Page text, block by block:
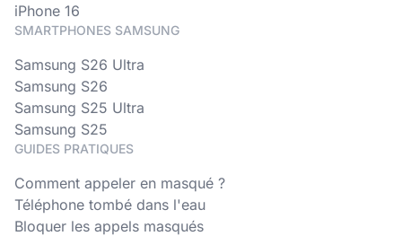
iPhone 16
SMARTPHONES SAMSUNG
Samsung S26 Ultra
Samsung S26
Samsung S25 Ultra
Samsung S25
GUIDES PRATIQUES
Comment appeler en masqué ?
Téléphone tombé dans l'eau
Bloquer les appels masqués